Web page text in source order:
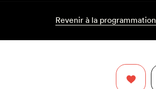
Revenir à la programmation